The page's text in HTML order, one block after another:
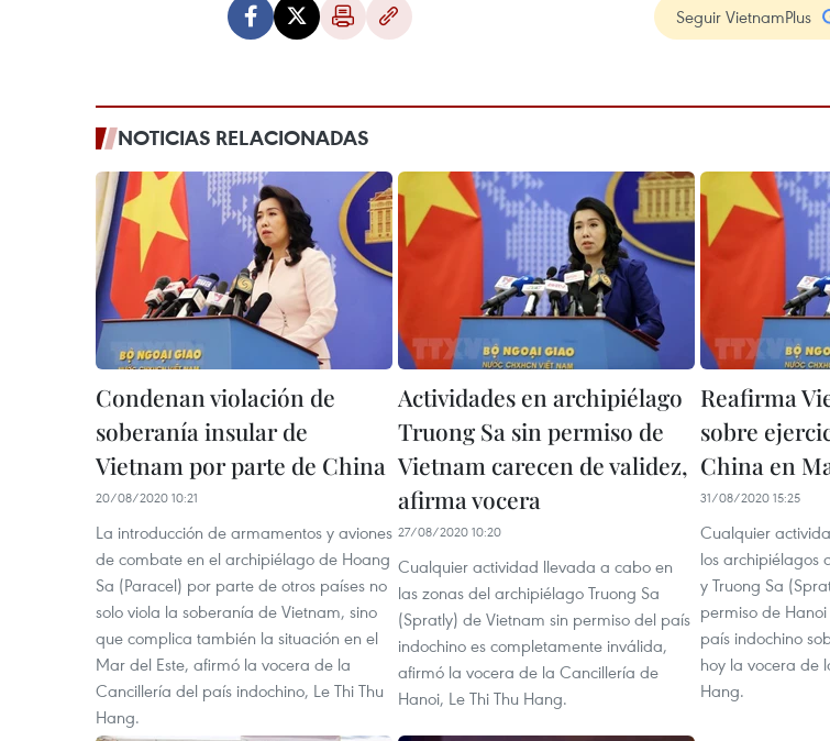
Seguir VietnamPlus
NOTICIAS RELACIONADAS
Condenan violación de
soberanía insular de
Vietnam por parte de China
20/08/2020 10:21
La introducción de armamentos y aviones
de combate en el archipiélago de Hoang
Sa (Paracel) por parte de otros países no
solo viola la soberanía de Vietnam, sino
que complica también la situación en el
Mar del Este, afirmó la vocera de la
Cancillería del país indochino, Le Thi Thu
Hang.
Actividades en archipiélago
Truong Sa sin permiso de
Vietnam carecen de validez,
afirma vocera
27/08/2020 10:20
Cualquier actividad llevada a cabo en
las zonas del archipiélago Truong Sa
(Spratly) de Vietnam sin permiso del país
indochino es completamente inválida,
afirmó la vocera de la Cancillería de
Hanoi, Le Thi Thu Hang.
Reafirma
sobre
China en
31/08/2020 15:25
Cualquier
los archipiélagos
y Truong Sa
permiso de
país indochino
hoy la vocera de
Hang.